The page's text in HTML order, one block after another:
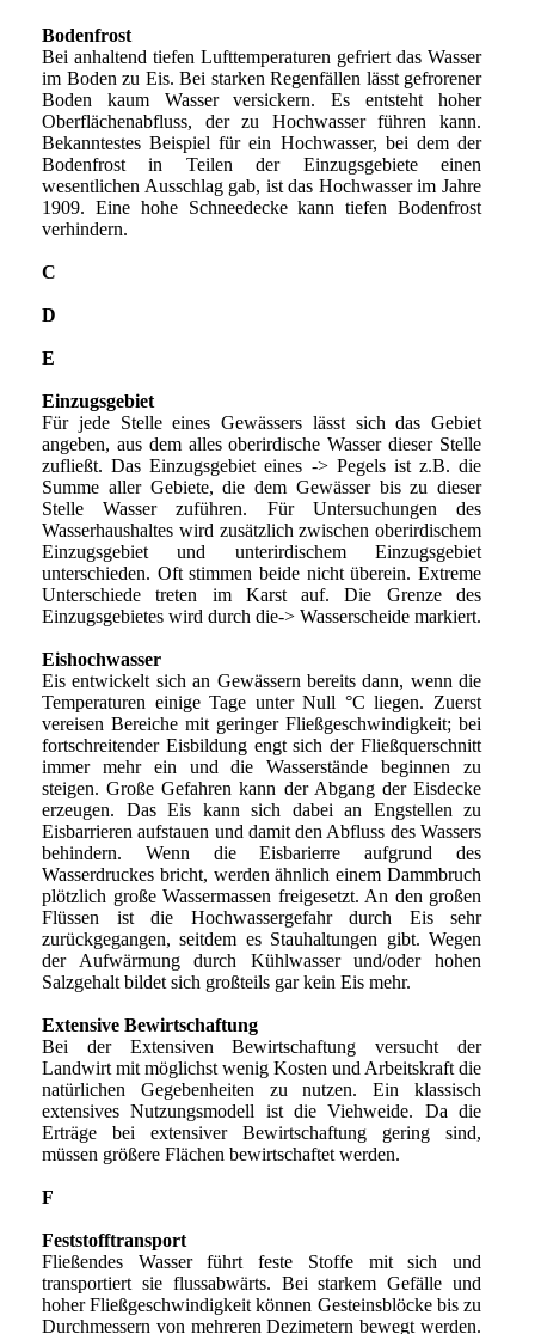
Bodenfrost
Bei anhaltend tiefen Lufttemperaturen gefriert das Wasser
im Boden zu Eis. Bei starken Regenfällen lässt gefrorener
Boden kaum Wasser versickern. Es entsteht hoher
Oberflächenabfluss, der zu Hochwasser führen kann.
Bekanntestes Beispiel für ein Hochwasser, bei dem der
Bodenfrost in Teilen der Einzugsgebiete einen
wesentlichen Ausschlag gab, ist das Hochwasser im Jahre
1909. Eine hohe Schneedecke kann tiefen Bodenfrost
verhindern.
C
D
E
Einzugsgebiet
Für jede Stelle eines Gewässers lässt sich das Gebiet
angeben, aus dem alles oberirdische Wasser dieser Stelle
zufließt. Das Einzugsgebiet eines -> Pegels ist z.B. die
Summe aller Gebiete, die dem Gewässer bis zu dieser
Stelle Wasser zuführen. Für Untersuchungen des
Wasserhaushaltes wird zusätzlich zwischen oberirdischem
Einzugsgebiet und unterirdischem Einzugsgebiet
unterschieden. Oft stimmen beide nicht überein. Extreme
Unterschiede treten im Karst auf. Die Grenze des
Einzugsgebietes wird durch die-> Wasserscheide markiert.
Eishochwasser
Eis entwickelt sich an Gewässern bereits dann, wenn die
Temperaturen einige Tage unter Null °C liegen. Zuerst
vereisen Bereiche mit geringer Fließgeschwindigkeit; bei
fortschreitender Eisbildung engt sich der Fließquerschnitt
immer mehr ein und die Wasserstände beginnen zu
steigen. Große Gefahren kann der Abgang der Eisdecke
erzeugen. Das Eis kann sich dabei an Engstellen zu
Eisbarrieren aufstauen und damit den Abfluss des Wassers
behindern. Wenn die Eisbarierre aufgrund des
Wasserdruckes bricht, werden ähnlich einem Dammbruch
plötzlich große Wassermassen freigesetzt. An den großen
Flüssen ist die Hochwassergefahr durch Eis sehr
zurückgegangen, seitdem es Stauhaltungen gibt. Wegen
der Aufwärmung durch Kühlwasser und/oder hohen
Salzgehalt bildet sich großteils gar kein Eis mehr.
Extensive Bewirtschaftung
Bei der Extensiven Bewirtschaftung versucht der
Landwirt mit möglichst wenig Kosten und Arbeitskraft die
natürlichen Gegebenheiten zu nutzen. Ein klassisch
extensives Nutzungsmodell ist die Viehweide. Da die
Erträge bei extensiver Bewirtschaftung gering sind,
müssen größere Flächen bewirtschaftet werden.
F
Feststofftransport
Fließendes Wasser führt feste Stoffe mit sich und
transportiert sie flussabwärts. Bei starkem Gefälle und
hoher Fließgeschwindigkeit können Gesteinsblöcke bis zu
Durchmessern von mehreren Dezimetern bewegt werden.